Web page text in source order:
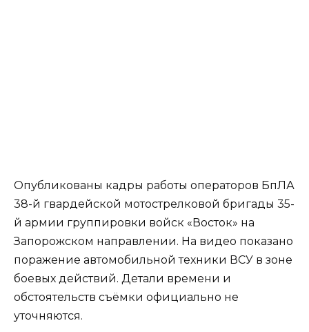
Опубликованы кадры работы операторов БпЛА
38-й гвардейской мотострелковой бригады 35-
й армии группировки войск «Восток» на
Запорожском направлении. На видео показано
поражение автомобильной техники ВСУ в зоне
боевых действий. Детали времени и
обстоятельств съёмки официально не
уточняются.